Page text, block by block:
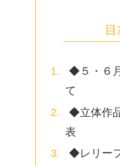
目
◆５・６
て
◆立体作
表
◆レリー